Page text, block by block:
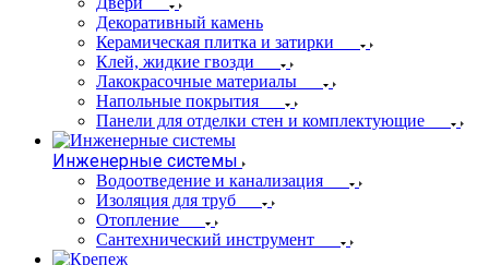
Декоративный камень
Керамическая плитка и затирки
Клей, жидкие гвозди
Лакокрасочные материалы
Напольные покрытия
Панели для отделки стен и комплектующие
Инженерные системы
Водоотведение и канализация
Изоляция для труб
Отопление
Сантехнический инструмент